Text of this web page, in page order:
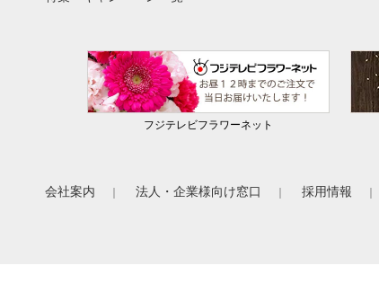
フジテレビフラワーネット
会社案内 法人・企業様向け窓口 採用情報